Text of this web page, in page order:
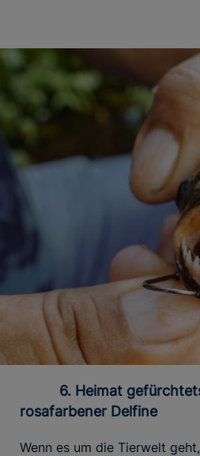
6. Heimat gefürchtetster Fische und
rosafarbener Delfine
Wenn es um die Tierwelt